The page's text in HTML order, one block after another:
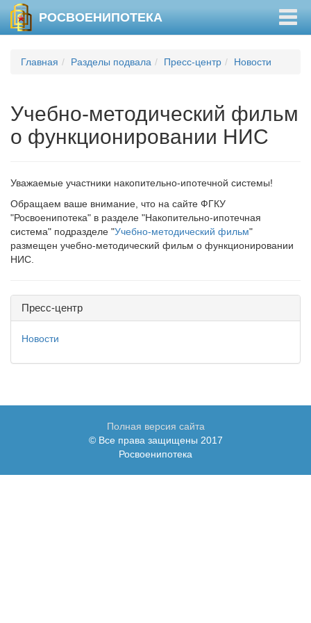
РОСВОЕНИПОТЕКА
Главная Разделы подвала Пресс-центр Новости
Учебно-методический фильм
о функционировании НИС
Уважаемые участники накопительно-ипотечной системы!
Обращаем ваше внимание, что на сайте ФГКУ
"Росвоенипотека" в разделе "Накопительно-ипотечная
система" подразделе "Учебно-методический фильм"
размещен учебно-методический фильм о функционировании
НИС.
Пресс-центр
Новости
Полная версия сайта
© Все права защищены 2017
Росвоенипотека